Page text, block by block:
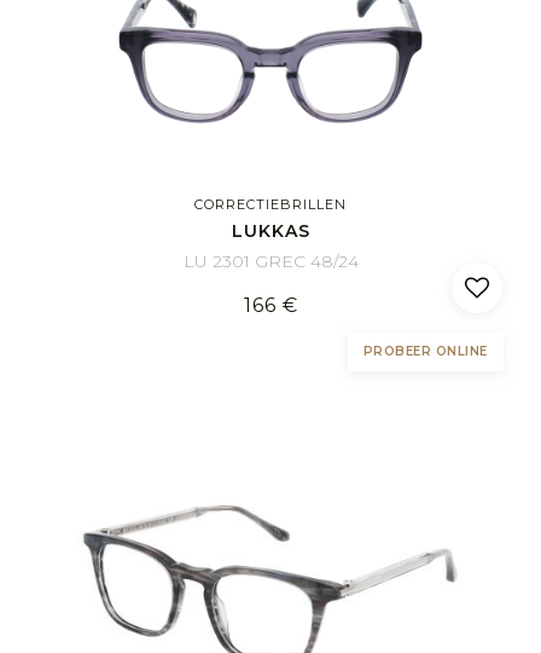
CORRECTIEBRILLEN
LUKKAS
LU 2301 GREC 48/24
166 €
PROBEER ONLINE